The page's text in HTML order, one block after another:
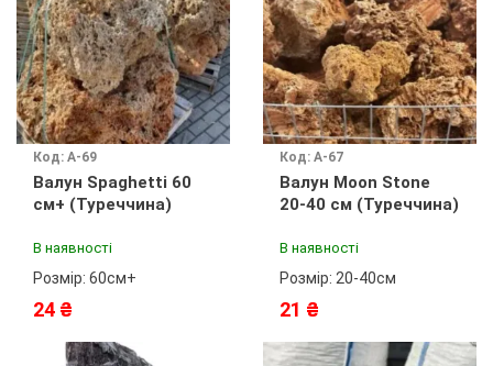
Код: A-69
Валун Spaghetti 60
см+ (Туреччина)
В наявності
Розмір: 60см+
24 ₴
Код: A-67
Валун Moon Stone
20-40 см (Туреччина)
В наявності
Розмір: 20-40см
21 ₴